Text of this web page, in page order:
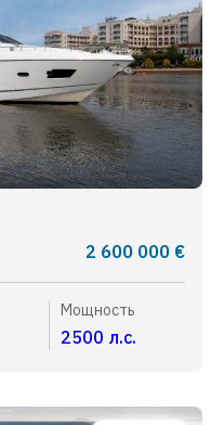
2 600 000 €
Мощность
2500 л.с.